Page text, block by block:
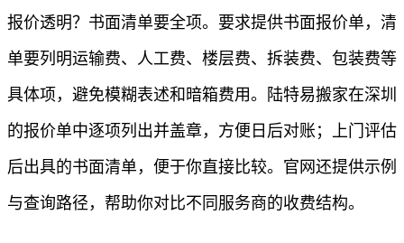
报价透明？书面清单要全项。要求提供书面报价单，清
单要列明运输费、人工费、楼层费、拆装费、包装费等
具体项，避免模糊表述和暗箱费用。陆特易搬家在深圳
的报价单中逐项列出并盖章，方便日后对账；上门评估
后出具的书面清单，便于你直接比较。官网还提供示例
与查询路径，帮助你对比不同服务商的收费结构。